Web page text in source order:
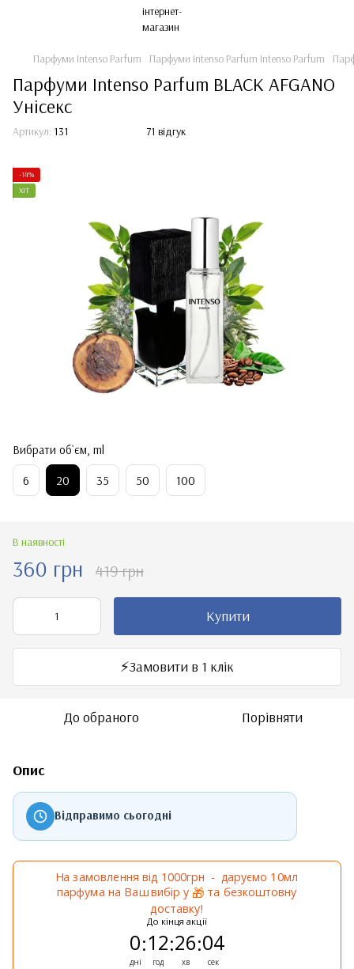
Парфуми Intenso Parfum Парфуми Intenso Parfum Intenso Parfum
Парфуми Intenso Parfum BLACK AFGANO
Унісекс
Артикул: 131 71 відгук
-14%
ХІТ
Вибрати об`єм, ml
6 20 35 50 100
В наявності
360 грн 419 грн
Купити
⚡️Замовити в 1 клік
До обраного Порівняти
Опис
Відправимо сьогодні
На замовлення від 1000грн - даруємо 10мл
парфума на Ваш вибір у 🎁 та безкоштовну
доставку!
До кінця акції
0
дні
:12
год
:26
хв
:04
сек